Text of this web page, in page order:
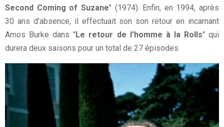
Second Coming of Suzane" (1974). Enfin, en 1994, après
30 ans d'absence, il effectuait son son retour en incarnant
Amos Burke dans " Le retour de l'homme à la Rolls" qui
durera deux saisons pour un total de 27 épisodes.